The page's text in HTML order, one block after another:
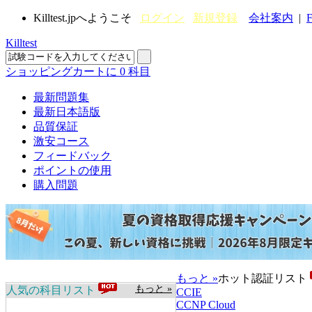
Killtest.jpへようこそ ログイン 新規登録 会社案内 |
Killtest
ショッピングカートに 0 科目
最新問題集
最新日本語版
品質保証
激安コース
フィードバック
ポイントの使用
購入問題
もっと »
人気の科目リスト
もっと »ホット認証リスト
CCIE
CCNP Cloud